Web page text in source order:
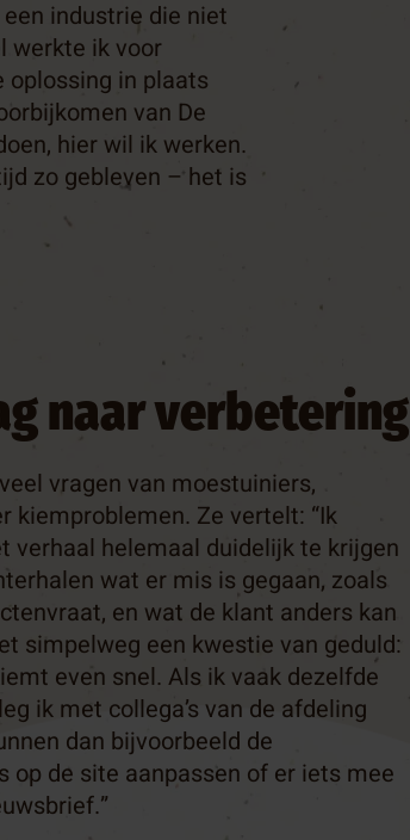
industrie die niet
werkte ik voor
oplossing in plaats
van De
hier wil ik werken.
zo gebleven – het is
naar verbetering
vragen van moestuiniers,
kiemproblemen. Ze vertelt: “Ik
verhaal helemaal duidelijk te krijgen
wat er mis is gegaan, zoals
en wat de klant anders kan
simpelweg een kwestie van geduld:
even snel. Als ik vaak dezelfde
ik met collega’s van de afdeling
dan bijvoorbeeld de
op de site aanpassen of er iets mee